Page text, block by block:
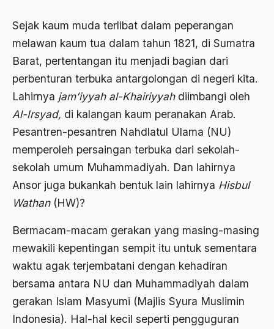
Sejak kaum muda terlibat dalam peperangan
melawan kaum tua dalam tahun 1821, di Sumatra
Barat, pertentangan itu menjadi bagian dari
perbenturan terbuka antargolongan di negeri kita.
Lahirnya jam’iyyah al-Khairiyyahdiimbangi oleh
Al-Irsyad, di kalangan kaum peranakan Arab.
Pesantren-pesantren Nahdlatul Ulama (NU)
memperoleh persaingan terbuka dari sekolah-
sekolah umum Muhammadiyah. Dan lahirnya
Ansor juga bukankah bentuk lain lahirnya Hisbul
Wathan (HW)?
Bermacam-macam gerakan yang masing-masing
mewakili kepentingan sempit itu untuk sementara
waktu agak terjembatani dengan kehadiran
bersama antara NU dan Muhammadiyah dalam
gerakan Islam Masyumi (Majlis Syura Muslimin
Indonesia). Hal-hal kecil seperti pengguguran
Agus Miftah
Ahimsa
ahli fikih
Ahli Ilmu Agama
Ahli waris
ahlul sunnah wal jamaah
Ahlussunnah
Ahlussunnah Wal jamaah
Ahmad Benbella
Ahmad Daudy
Ahmad Dhani
Ahmad Hasan Rurbi